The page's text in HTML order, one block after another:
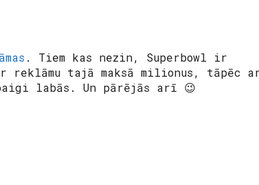
. Tiem kas nezin, Superbowl ir
reklāmu tajā maksā milionus, tāpēc
labās. Un pārējās arī 😉